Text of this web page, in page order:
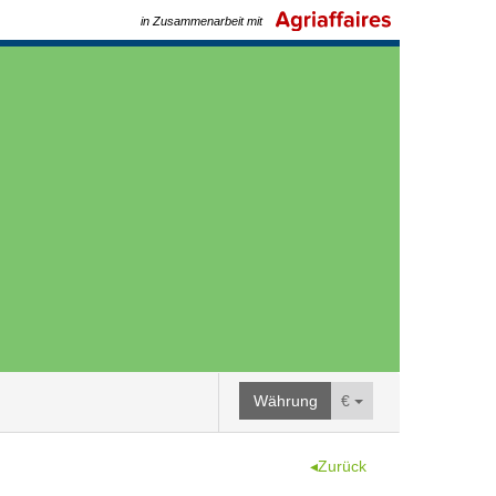
in Zusammenarbeit mit
Währung €
◂Zurück